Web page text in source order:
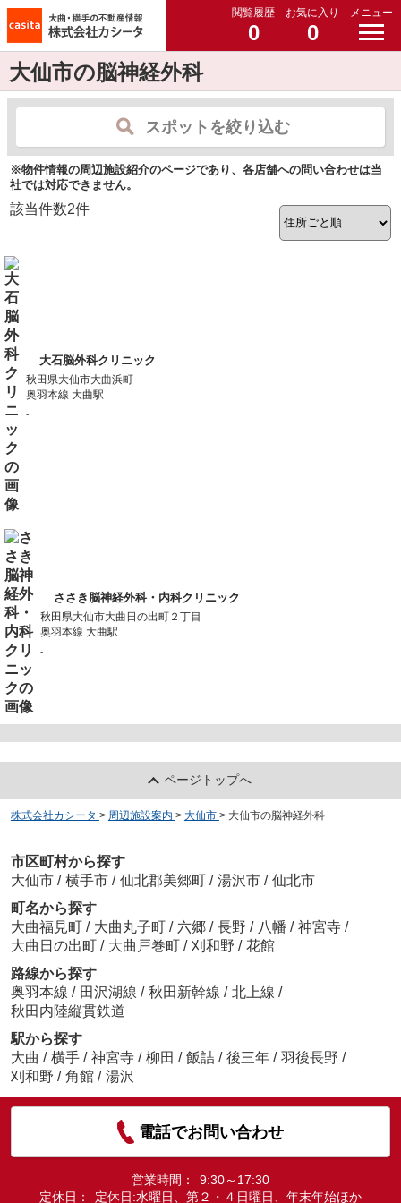
閲覧履歴
0
お気に入り
0
メニュー
大仙市の脳神経外科
スポットを絞り込む
※物件情報の周辺施設紹介のページであり、各店舗への問い合わせは当
社では対応できません。
該当件数2件
大石脳外科クリニック
秋田県大仙市大曲浜町
奥羽本線 大曲駅
-
ささき脳神経外科・内科クリニック
秋田県大仙市大曲日の出町２丁目
奥羽本線 大曲駅
-
ページトップへ
株式会社カシータ > 周辺施設案内 > 大仙市 > 大仙市の脳神経外科
市区町村から探す
大仙市 / 横手市 / 仙北郡美郷町 / 湯沢市 / 仙北市
町名から探す
大曲福見町 / 大曲丸子町 / 六郷 / 長野 / 八幡 / 神宮寺 /
大曲日の出町 / 大曲戸巻町 / 刈和野 / 花館
路線から探す
奥羽本線 / 田沢湖線 / 秋田新幹線 / 北上線 /
秋田内陸縦貫鉄道
駅から探す
大曲 / 横手 / 神宮寺 / 柳田 / 飯詰 / 後三年 / 羽後長野 /
刈和野 / 角館 / 湯沢
電話でお問い合わせ
営業時間：
9:30～17:30
定休日：
定休日:水曜日、第２・４日曜日、年末年始ほか